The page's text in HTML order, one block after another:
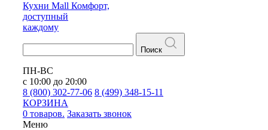
Кухни Mall Комфорт,
доступный
каждому
Поиск
ПН-ВС
с 10:00 до 20:00
8 (800) 302-77-06 8 (499) 348-15-11
КОРЗИНА
0 товаров. Заказать звонок
Меню